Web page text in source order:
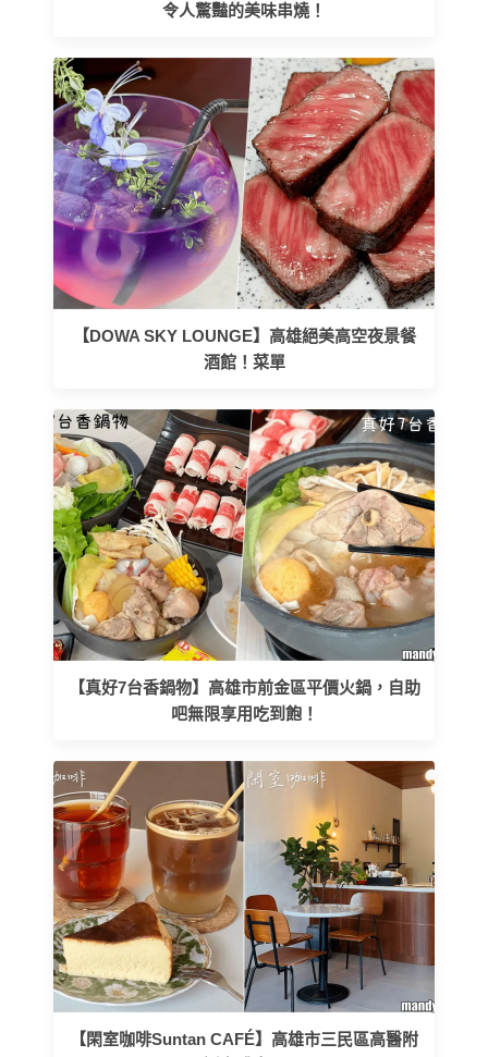
令人驚豔的美味串燒！
【DOWA SKY LOUNGE】高雄絕美高空夜景餐
酒館！菜單
【真好7台香鍋物】高雄市前金區平價火鍋，自助
吧無限享用吃到飽！
【閑室咖啡Suntan CAFÉ】高雄市三民區高醫附